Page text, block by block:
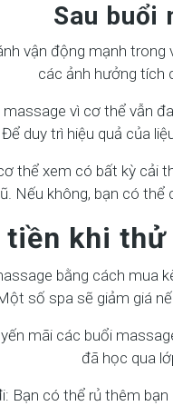
Sau buổi
vận động mạnh
các ảnh hưởng tích
vì cơ thể vẫn
duy trì hiệu quả của
thể xem có bất kỳ cải
Nếu không, bạn có
khi
bằng cách
số spa sẽ giảm giá
mãi các buổi
đã học qua
Bạn có thể rủ thêm